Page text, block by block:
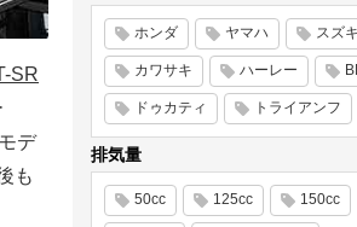
SR
デ
も
ホンダ ヤマハ スズキ
カワサキ ハーレー
ドゥカティ トライアンフ
排気量
50cc 125cc 150cc